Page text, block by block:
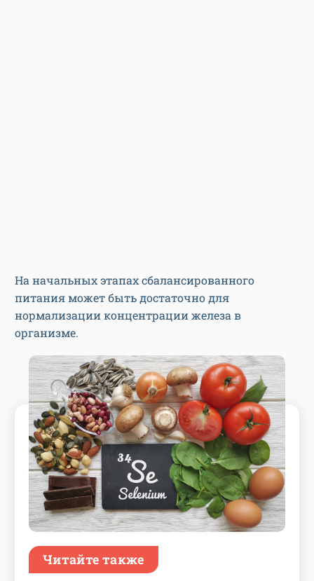
На начальных этапах сбалансированного
питания может быть достаточно для
нормализации концентрации железа в
организме.
Читайте также